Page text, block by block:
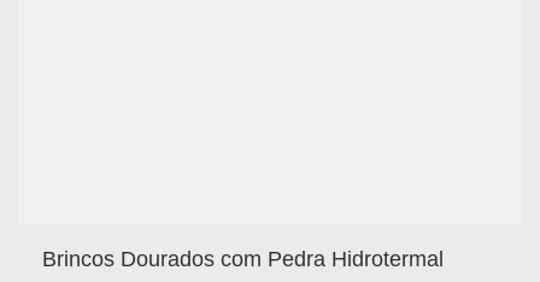
Brincos Dourados com Pedra Hidrotermal